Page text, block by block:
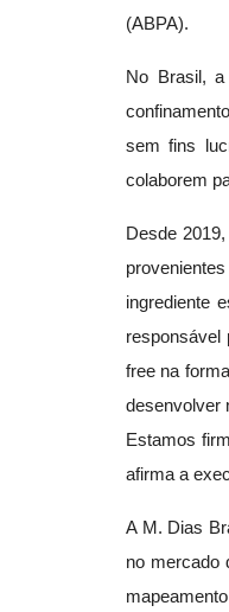
(ABPA).
No Brasil,
sem fins
colaborem
Desde
ingrediente
responsável
free na
desenvolver
Estamos
afirma a
A M. Dias
no mercado